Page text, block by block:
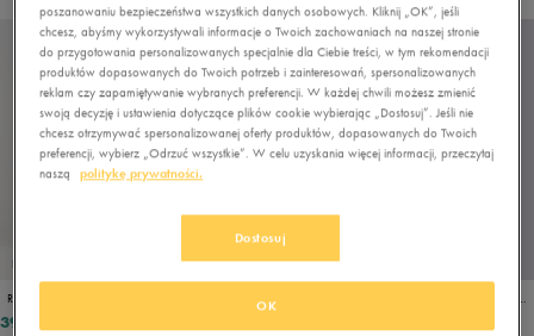
REEBOK SKARPETY 3 PACK SOCKS FOOTIE
39,99 zł
NEW
PROMO: DO -30%
JORDAN SKARPETY U J EVERYDAY CUSH POLY CREW 3PR
poszanowaniu bezpieczeństwa wszystkich danych osobowych. Kliknij „OK”, jeśli
chcesz, abyśmy wykorzystywali informacje o Twoich zachowaniach na naszej stronie
do przygotowania personalizowanych specjalnie dla Ciebie treści, w tym rekomendacji
produktów dopasowanych do Twoich potrzeb i zainteresowań, spersonalizowanych
reklam czy zapamiętywanie wybranych preferencji. W każdej chwili możesz zmienić
swoją decyzję i ustawienia dotyczące plików cookie wybierając „Dostosuj”. Jeśli nie
chcesz otrzymywać spersonalizowanej oferty produktów, dopasowanych do Twoich
preferencji, wybierz „Odrzuć wszystkie”. W celu uzyskania więcej informacji, przeczytaj
naszą
politykę prywatności.
Dostosuj
OK